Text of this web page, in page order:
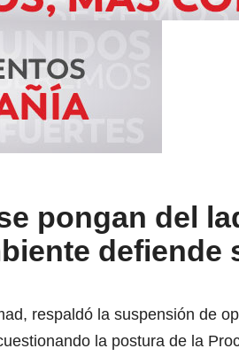
pongan del
defiende
respaldó la suspensión de
la postura de la